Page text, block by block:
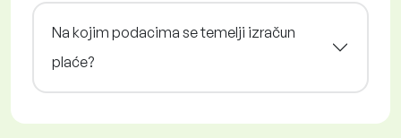
Na kojim podacima se temelji izračun
plaće?